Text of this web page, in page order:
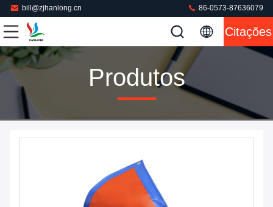
bill@zjhanlong.cn 86-0573-87636079
Citações
Produtos